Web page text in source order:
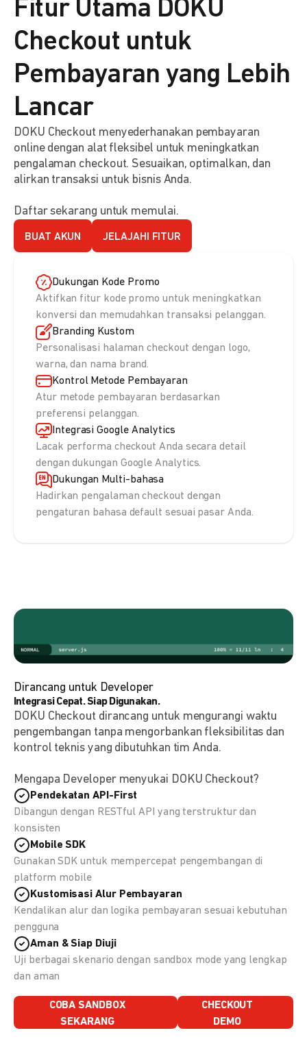
Fitur Utama DOKU
Checkout untuk
Pembayaran yang Lebih
Lancar
DOKU Checkout menyederhanakan pembayaran
online dengan alat fleksibel untuk meningkatkan
pengalaman checkout. Sesuaikan, optimalkan, dan
alirkan transaksi untuk bisnis Anda.
Daftar sekarang untuk memulai.
BUAT AKUN JELAJAHI FITUR
Dukungan Kode Promo
Aktifkan fitur kode promo untuk meningkatkan
konversi dan memudahkan transaksi pelanggan.
Branding Kustom
Personalisasi halaman checkout dengan logo,
warna, dan nama brand.
Kontrol Metode Pembayaran
Atur metode pembayaran berdasarkan
preferensi pelanggan.
Integrasi Google Analytics
Lacak performa checkout Anda secara detail
dengan dukungan Google Analytics.
Dukungan Multi-bahasa
Hadirkan pengalaman checkout dengan
pengaturan bahasa default sesuai pasar Anda.
Dirancang untuk Developer
Integrasi Cepat. Siap Digunakan.
DOKU Checkout dirancang untuk mengurangi waktu
pengembangan tanpa mengorbankan fleksibilitas dan
kontrol teknis yang dibutuhkan tim Anda.
Mengapa Developer menyukai DOKU Checkout?
Pendekatan API-First
Dibangun dengan RESTful API yang terstruktur dan
konsisten
Mobile SDK
Gunakan SDK untuk mempercepat pengembangan di
platform mobile
Kustomisasi Alur Pembayaran
Kendalikan alur dan logika pembayaran sesuai kebutuhan
pengguna
Aman & Siap Diuji
Uji berbagai skenario dengan sandbox mode yang lengkap
dan aman
COBA SANDBOX
SEKARANG
CHECKOUT
DEMO